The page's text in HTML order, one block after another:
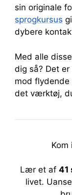
sin originale
sprogkursus
dybere
Med alle
dig så? Det
mod
det værktøj,
Kom
Lær et af 41
livet.